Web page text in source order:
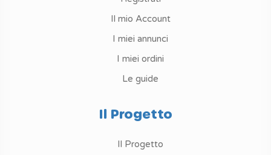
Il mio Account
I miei annunci
I miei ordini
Le guide
Il Progetto
Il Progetto